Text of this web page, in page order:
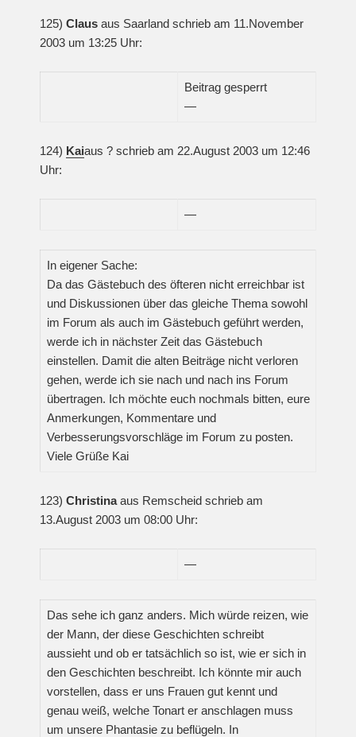
125) Claus aus Saarland schrieb am 11.November
2003 um 13:25 Uhr:
Beitrag gesperrt
—
124) Kaiaus ? schrieb am 22.August 2003 um 12:46
Uhr:
—
In eigener Sache:
Da das Gästebuch des öfteren nicht erreichbar ist
und Diskussionen über das gleiche Thema sowohl
im Forum als auch im Gästebuch geführt werden,
werde ich in nächster Zeit das Gästebuch
einstellen. Damit die alten Beiträge nicht verloren
gehen, werde ich sie nach und nach ins Forum
übertragen. Ich möchte euch nochmals bitten, eure
Anmerkungen, Kommentare und
Verbesserungsvorschläge im Forum zu posten.
Viele Grüße Kai
123) Christinaaus Remscheid schrieb am
13.August 2003 um 08:00 Uhr:
—
Das sehe ich ganz anders. Mich würde reizen, wie
der Mann, der diese Geschichten schreibt
aussieht und ob er tatsächlich so ist, wie er sich in
den Geschichten beschreibt. Ich könnte mir auch
vorstellen, dass er uns Frauen gut kennt und
genau weiß, welche Tonart er anschlagen muss
um unsere Phantasie zu beflügeln. In